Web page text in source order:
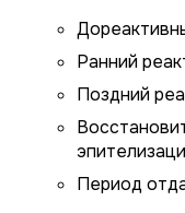
Ранний
Поздний
Период